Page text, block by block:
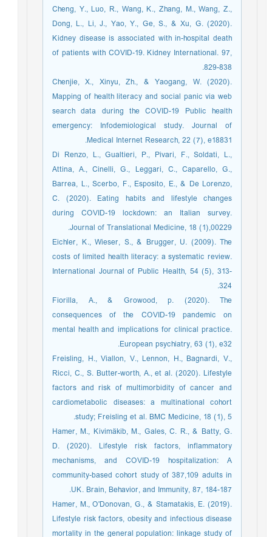
Cheng, Y., Luo, R., Wang, K., Zhang, M., Wang, Z.,
Dong, L., Li, J., Yao, Y., Ge, S., & Xu, G. (2020).
Kidney disease is associated with in-hospital death
of patients with COVID-19. Kidney International. 97,
829-838.
Chenjie, X., Xinyu, Zh., & Yaogang, W. (2020).
Mapping of health literacy and social panic via web
search data during the COVID-19 Public health
emergency: Infodemiological study. Journal of
Medical Internet Research, 22 (7), e18831.
Di Renzo, L., Gualtieri, P., Pivari, F., Soldati, L.,
Attina, A., Cinelli, G., Leggari, C., Caparello, G.,
Barrea, L., Scerbo, F., Esposito, E., & De Lorenzo,
C. (2020). Eating habits and lifestyle changes
during COVID-19 lockdown: an Italian survey.
Journal of Translational Medicine, 18 (1),00229.
Eichler, K., Wieser, S., & Brugger, U. (2009). The
costs of limited health literacy: a systematic review.
International Journal of Public Health, 54 (5), 313-
324.
Fiorilla, A., & Growood, p. (2020). The
consequences of the COVID-19 pandemic on
mental health and implications for clinical practice.
European psychiatry, 63 (1), e32.
Freisling, H., Viallon, V., Lennon, H., Bagnardi, V.,
Ricci, C., S. Butter-worth, A., et al. (2020). Lifestyle
factors and risk of multimorbidity of cancer and
cardiometabolic diseases: a multinational cohort
study; Freisling et al. BMC Medicine, 18 (1), 5.
Hamer, M., Kivimäkib, M., Gales, C. R., & Batty, G.
D. (2020). Lifestyle risk factors, inflammatory
mechanisms, and COVID-19 hospitalization: A
community-based cohort study of 387,109 adults in
UK. Brain, Behavior, and Immunity, 87, 184-187.
Hamer, M., O'Donovan, G., & Stamatakis, E. (2019).
Lifestyle risk factors, obesity and infectious disease
mortality in the general population: linkage study of